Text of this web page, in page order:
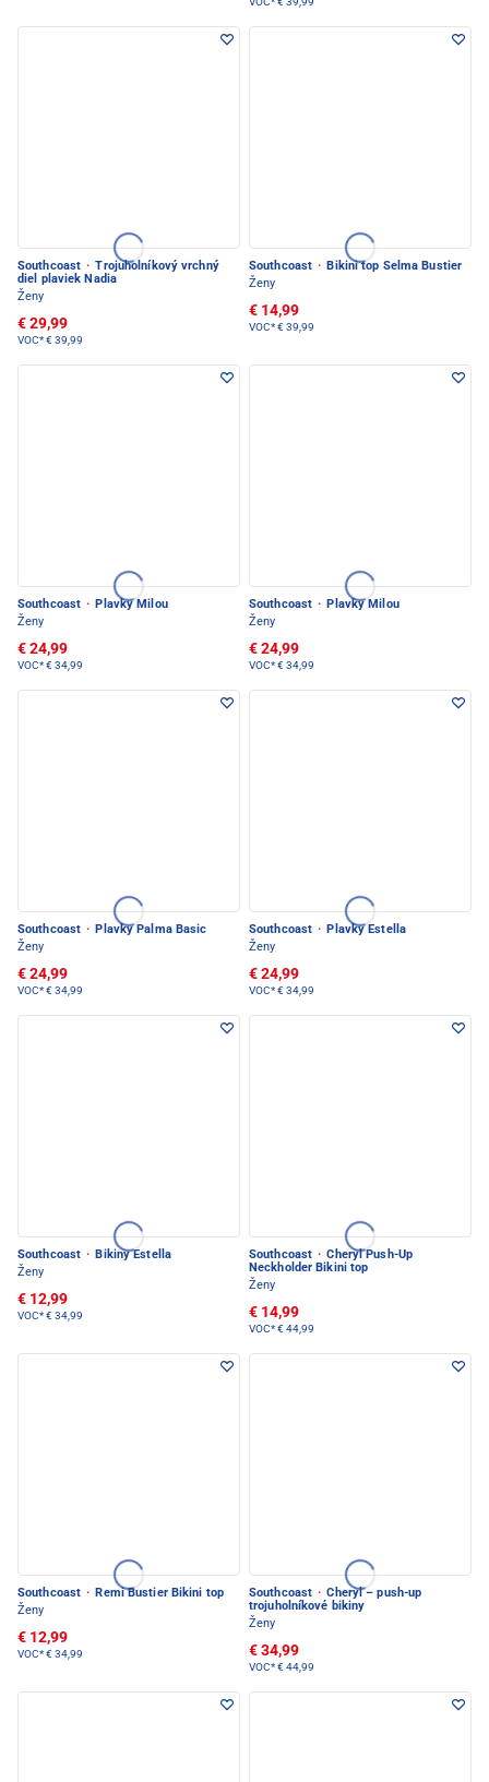
Southcoast · Trojuholníkový vrchný
diel plaviek Nadia
Ženy
€ 29,99
VOC*€ 39,99
Southcoast · Bikini top Selma Bustier
Ženy
€ 14,99
VOC*€ 39,99
Southcoast · Plavky Milou
Ženy
€ 24,99
VOC*€ 34,99
Southcoast · Plavky Milou
Ženy
€ 24,99
VOC*€ 34,99
Southcoast · Plavky Palma Basic
Ženy
€ 24,99
VOC*€ 34,99
Southcoast · Plavky Estella
Ženy
€ 24,99
VOC*€ 34,99
Southcoast · Bikiny Estella
Ženy
€ 12,99
VOC*€ 34,99
Southcoast · Cheryl Push-Up
Neckholder Bikini top
Ženy
€ 14,99
VOC*€ 44,99
Southcoast · Remi Bustier Bikini top
Ženy
€ 12,99
VOC*€ 34,99
Southcoast · Cheryl – push-up
trojuholníkové bikiny
Ženy
€ 34,99
VOC*€ 44,99